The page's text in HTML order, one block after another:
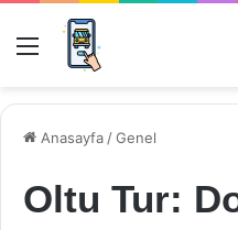
Menü
Anasayfa /Genel
Oltu Tur: